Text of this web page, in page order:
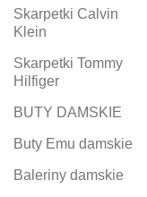
Skarpetki Calvin
Klein
Skarpetki Tommy
Hilfiger
BUTY DAMSKIE
Buty Emu damskie
Baleriny damskie